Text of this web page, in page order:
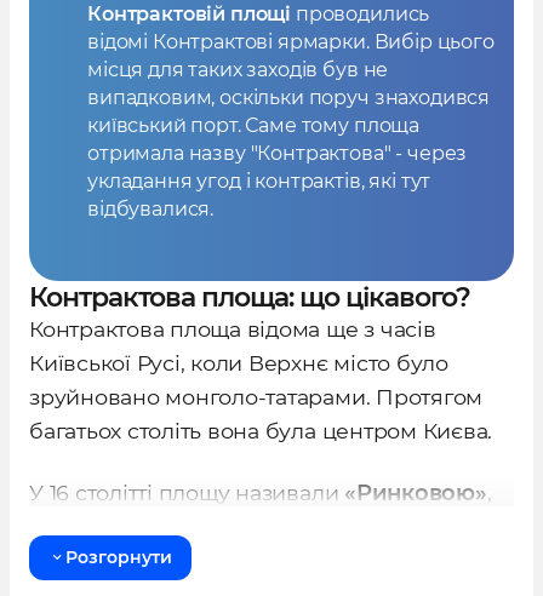
Контрактовій площі проводились
відомі Контрактові ярмарки. Вибір цього
місця для таких заходів був не
випадковим, оскільки поруч знаходився
київський порт. Саме тому площа
отримала назву "Контрактова" - через
укладання угод і контрактів, які тут
відбувалися.
Контрактова площа: що цікавого?
Контрактова площа відома ще з часів
Київської Русі, коли Верхнє місто було
зруйновано монголо-татарами. Протягом
багатьох століть вона була центром Києва.
У 16 столітті площу називали «Ринковою»,
купців з їхнім товаром. Пізніше вона
Розгорнути